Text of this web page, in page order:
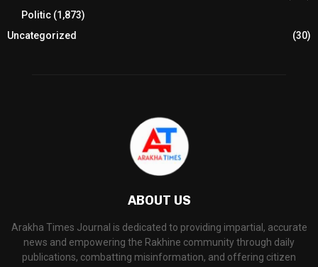
Politic (1,873)
Uncategorized
(30)
ABOUT US
Arakha Times Journal is dedicated to providing impartial, accurate
news and empowering the Rakhine community through daily
publications, combatting misinformation, and offering citizen